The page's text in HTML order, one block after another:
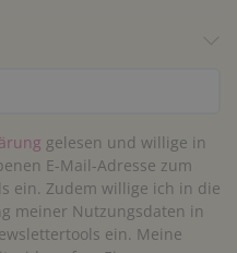
gelesen und willige in
E-Mail-Adresse zum
ein. Zudem willige ich in die
meiner Nutzungsdaten in
ein. Meine